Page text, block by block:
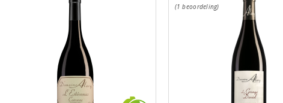
(1 beoordeling)